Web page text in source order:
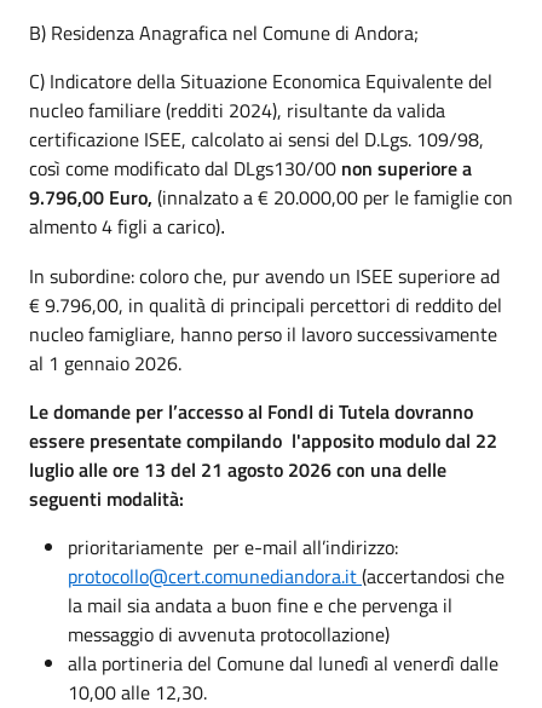
B) Residenza Anagrafica nel Comune di Andora;
C) Indicatore della Situazione Economica Equivalente del
nucleo familiare (redditi 2024), risultante da valida
certificazione ISEE, calcolato ai sensi del D.Lgs. 109/98,
così come modificato dal DLgs130/00 non superiore a
9.796,00 Euro, (innalzato a € 20.000,00 per le famiglie con
almento 4 figli a carico).
In subordine: coloro che, pur avendo un ISEE superiore ad
€ 9.796,00, in qualità di principali percettori di reddito del
nucleo famigliare, hanno perso il lavoro successivamente
al 1 gennaio 2026.
Le domande per l’accesso aI FondI di Tutela dovranno
essere presentate compilando l'apposito modulo dal 22
luglio alle ore 13 del 21 agosto 2026 con una delle
seguenti modalità:
prioritariamente per e-mail all’indirizzo:
protocollo@cert.comunediandora.it(accertandosi che
la mail sia andata a buon fine e che pervenga il
messaggio di avvenuta protocollazione)
alla portineria del Comune dal lunedì al venerdì dalle
10,00 alle 12,30.